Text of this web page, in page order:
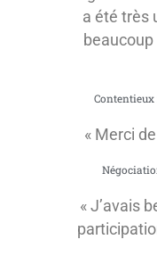
a été très
« Merci
« J’avais